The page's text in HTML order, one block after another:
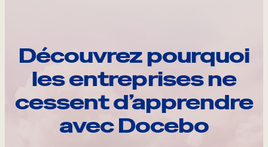
Découvrez pourquoi
les entreprises ne
cessent d’apprendre
avec Docebo